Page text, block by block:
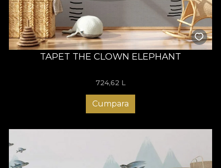
TAPET THE CLOWN ELEPHANT
724,62 L
Cumpara